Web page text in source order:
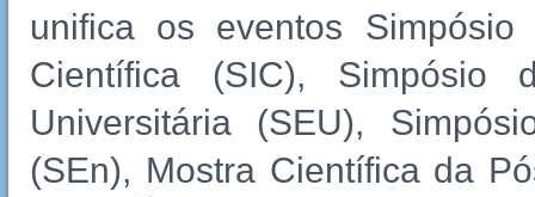
unifica os eventos Simpósio
Científica (SIC), Simpósio
Universitária (SEU),
(SEn), Mostra Científica da